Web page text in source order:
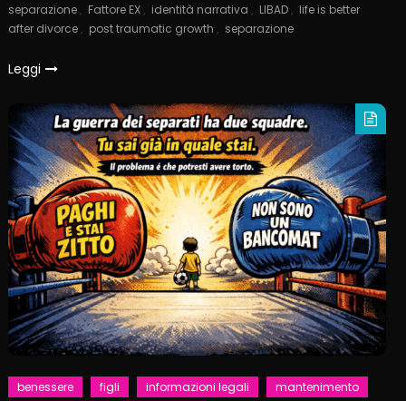
separazione , Fattore EX , identità narrativa , LIBAD , life is better
after divorce , post traumatic growth , separazione
Leggi
benessere figli informazioni legali
mantenimento